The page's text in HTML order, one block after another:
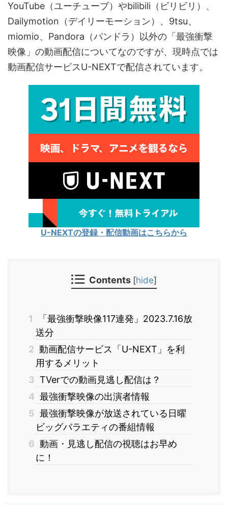
YouTube（ユーチューブ）やbilibili（ビリビリ）、
Dailymotion（デイリーモーション）、9tsu、
miomio、Pandora（パンドラ）以外の「最強衝撃
映像」の動画配信についてなのですが、現時点では
動画配信サービスU-NEXTで配信されています。
U-NEXTの登録・配信動画はこちらから
Contents [hide]
1
「最強衝撃映像117連発」2023.7.16放
送分
2 動画配信サービス「U-NEXT」を利
用するメリット
3 TVerでの動画見逃し配信は？
4 最強衝撃映像の出演者情報
5 最強衝撃映像が放送されている日曜
ビッグバラエティの番組情報
6 動画・見逃し配信の視聴はお早め
に！